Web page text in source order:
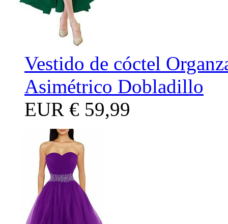
Vestido de cóctel
Asimétrico Dobladillo
EUR € 59,99